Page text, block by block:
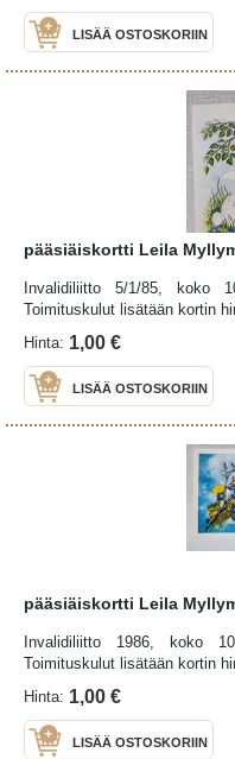
LISÄÄ OSTOSKORIIN
pääsiäiskortti Leila
Invalidiliitto 5/1/85, koko
Toimituskulut lisätään kortin
Hinta: 1,00 €
LISÄÄ OSTOSKORIIN
pääsiäiskortti Leila
Invalidiliitto 1986, koko
Toimituskulut lisätään kortin
Hinta: 1,00 €
LISÄÄ OSTOSKORIIN